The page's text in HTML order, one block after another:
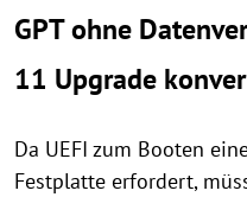
GPT ohne
11 Upgrade
Da UEFI zum Booten
Festplatte erfordert,